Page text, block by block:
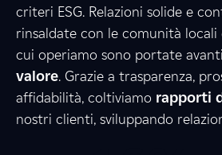
criteri ESG. Relazioni solide e
rinsaldate con le comunità
cui operiamo sono portate
valore. Grazie a trasparenza,
affidabilità, coltiviamo rapporti
nostri clienti, sviluppando
8
8
4
2